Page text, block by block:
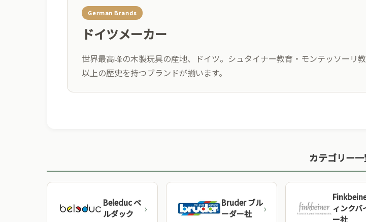
German Brands
ドイツメーカー
世界最高峰の木製玩具の産地、ドイツ。シュタイナー教育・モンテッソーリ
以上の歴史を持つブランドが揃います。
Grimm's（グリムス）
カテゴリー
Beleduc ベ
ルダック
Bruder ブル
ーダー社
ィンクバ
ー社